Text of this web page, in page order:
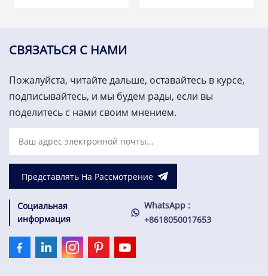
ресурсами (ARCNET).
вибрации и система
защиты активов. 3000,00
произведен подставной
продуктов.
СВЯЗАТЬСЯ С НАМИ
Пожалуйста, читайте дальше, оставайтесь в курсе,
подписывайтесь, и мы будем рады, если вы
поделитесь с нами своим мнением.
Представлять На Рассмотрение
Социальная
информация
WhatsApp :
+8618050017653